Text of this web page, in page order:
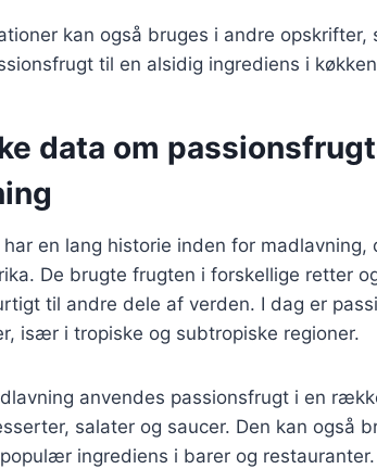
kan også bruges i andre
til en alsidig ingrediens i
data om
en lang historie inden for
De brugte frugten i forskellige retter
til andre dele af verden. I dag er
især i tropiske og subtropiske regioner.
anvendes passionsfrugt i en
salater og saucer. Den kan også
ingrediens i barer og